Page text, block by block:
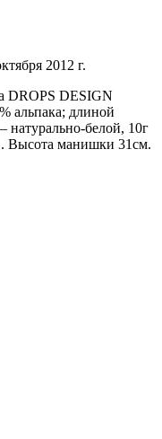
2012 г.
DROPS DESIGN
альпака; длиной
натурально-белой, 10г
Высота манишки 31см.